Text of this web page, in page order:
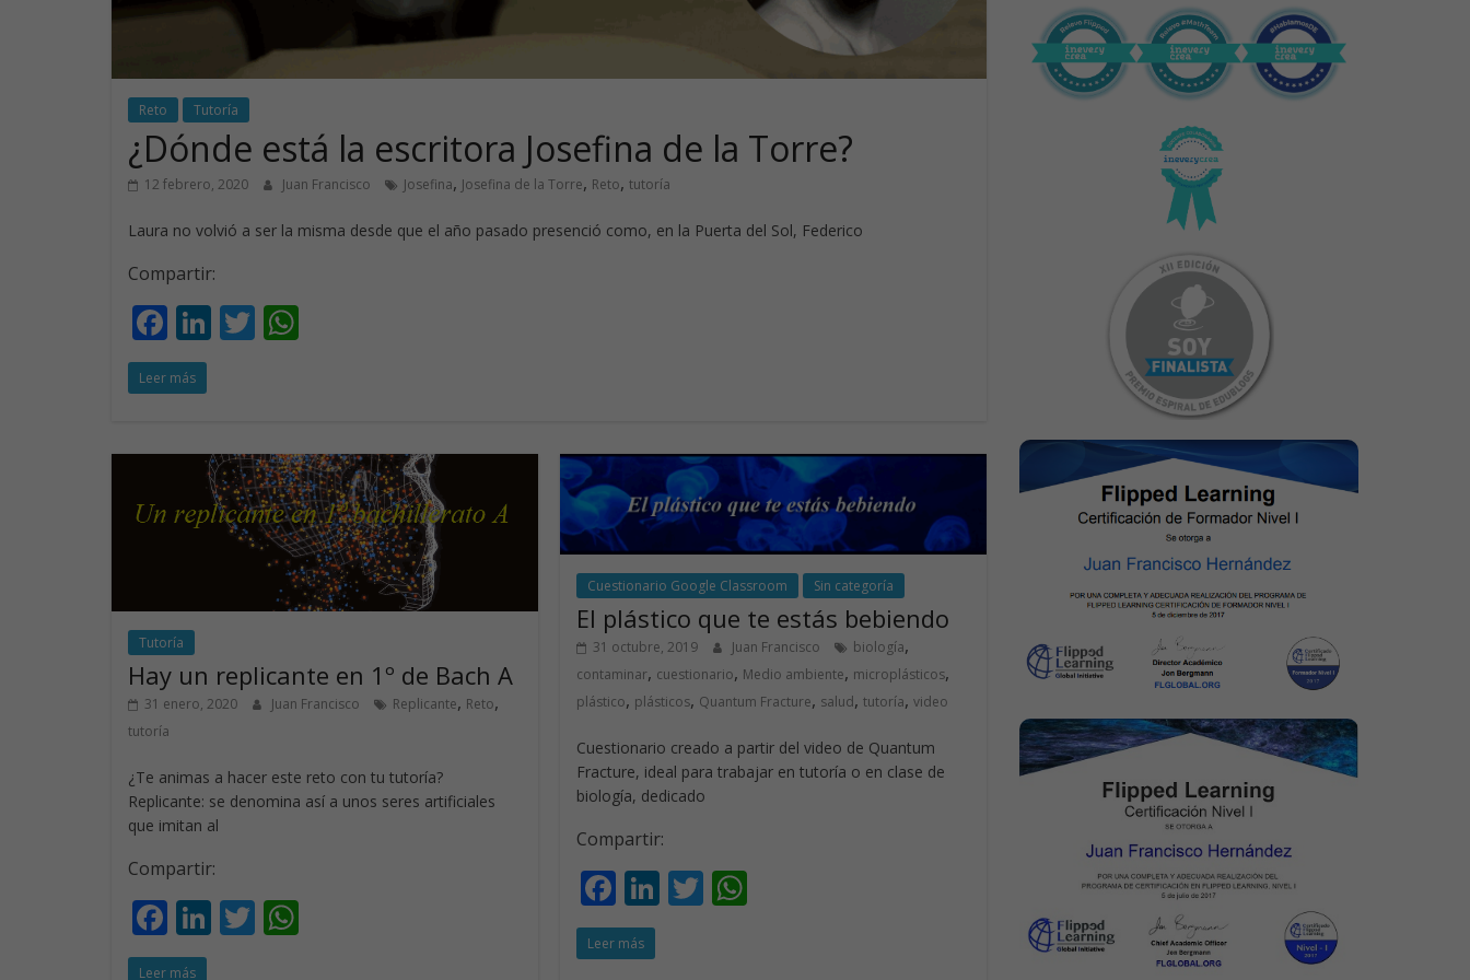
Reto Tutoría
¿Dónde está la escritora Josefina de la Torre?
12 febrero, 2020 Juan Francisco Josefina, Josefina de la Torre, Reto, tutoría
Laura no volvió a ser la misma desde que el año pasado presenció como, en la Puerta del Sol, Federico
Compartir:
F
ac
e
o
o
k
Li
dI
n
T
A
p
p
Leer más
Tutoría
Hay un replicante en 1º de Bach A
31 enero, 2020 Juan Francisco Replicante, Reto,
tutoría
¿Te animas a hacer este reto con tu tutoría?
Replicante: se denomina así a unos seres artificiales
que imitan al
Compartir:
F
ac
Li
n
T
w
Leer más
Cuestionario Google Classroom Sin categoría
El plástico que te estás bebiendo
31 octubre, 2019 Juan Francisco biología,
contaminar, cuestionario, Medio ambiente, microplásticos,
plástico, plásticos, Quantum Fracture, salud,tutoría,video
Cuestionario creado a partir del video de Quantum
Fracture, ideal para trabajar en tutoría o en clase de
biología, dedicado
Compartir:
F
ac
e
Li
n
T
w
Leer más